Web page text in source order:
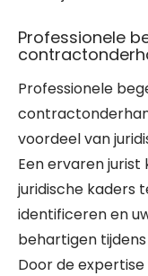
Professionele
Professionele
voordeel van
Een ervaren jurist
juridische kaders
identificeren en
behartigen
Door de